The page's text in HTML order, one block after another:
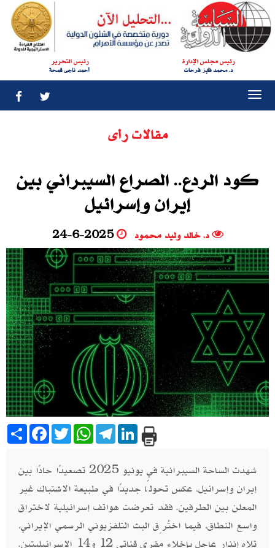
رئيس مجلس الإدارة
د. محمد فايز فرحات
رئيس التحرير
أحمد ناجى قمحة
مقالات رأى
كود الردع.. الصراع السيبراني بين
إيران وإسرائيل
د. خالد وليد محمود 24-6-2025
Share Facebook
TwitterWhatsAppTelegramLinkedIn
شهدت الساحة السيبرانية في يونيو 2025 تصعيدًا حادًا بين
إيران وإسرائيل، عكس تحولًا جديدًا في طبيعة الاشتباك غير
المعلن بين الطرفين. فقد تعرضت هواتف إسرائيلية لاختراق
واسع النطاق، فيما اختُرِق البث التلفزيوني الرسمي الإيراني،
تلاه إنذار عاجل بإخلاء مقري قناتي 12 و14 الإسرائيليتين.